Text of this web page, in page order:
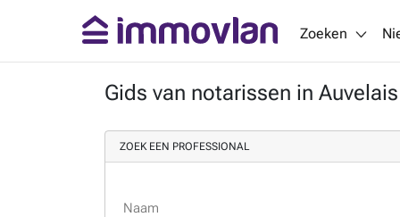
Zoeken
Gids van notarissen in
ZOEK EEN PROFESSIONAL
Naam